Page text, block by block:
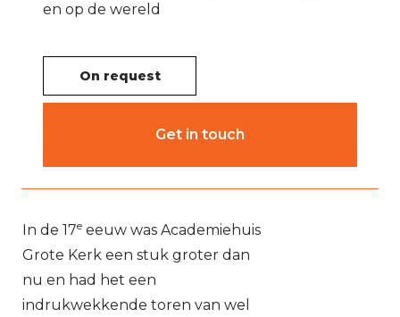
en op de wereld
On request
Get in touch
In de 17e eeuw was Academiehuis
Grote Kerk een stuk groter dan
nu en had het een
indrukwekkende toren van wel